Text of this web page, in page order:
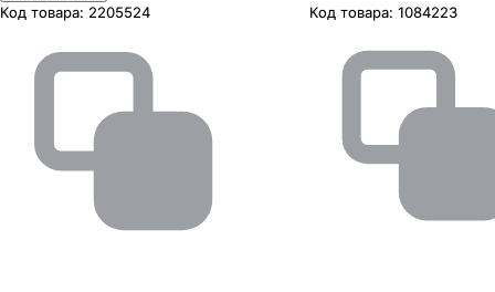
Код товара: 2205524 Код товара: 1084223